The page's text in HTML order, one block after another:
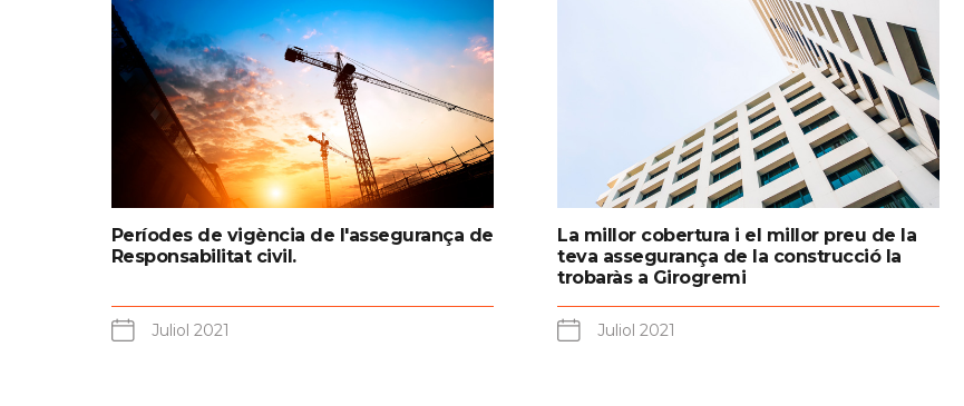
Períodes de vigència de l'assegurança de
Responsabilitat civil.
Juliol 2021
La millor cobertura i el millor preu de la
teva assegurança de la construcció la
trobaràs a Girogremi
Juliol 2021